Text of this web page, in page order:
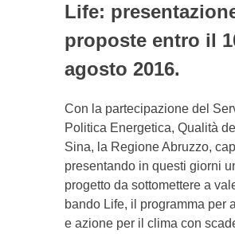
Life:
proposte entro il
agosto 2016.
Con la partecipazione del
Politica Energetica, Qualità
Sina, la Regione Abruzzo,
presentando in questi giorni
progetto da sottomettere a
bando Life, il programma per
e azione per il clima con